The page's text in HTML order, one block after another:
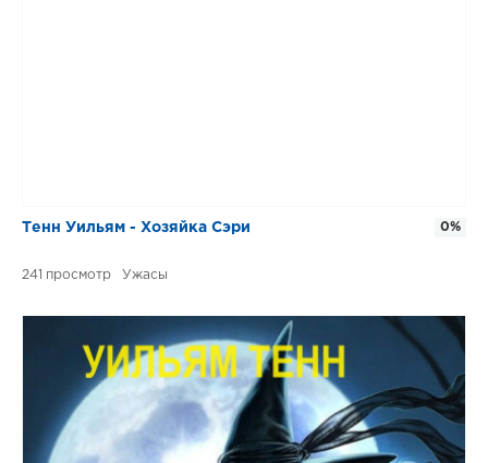
Тенн Уильям - Хозяйка Сэри
241 Ужасы
0%